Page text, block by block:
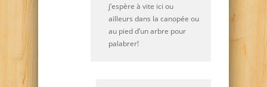
j’espère à vite ici ou
ailleurs dans la canopée ou
au pied d’un arbre pour
palabrer!